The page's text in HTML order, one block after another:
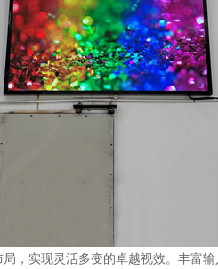
，实现灵活多变的卓越视效。丰富